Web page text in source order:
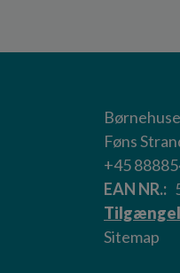
Føns
+45
EAN NR.
Sitemap